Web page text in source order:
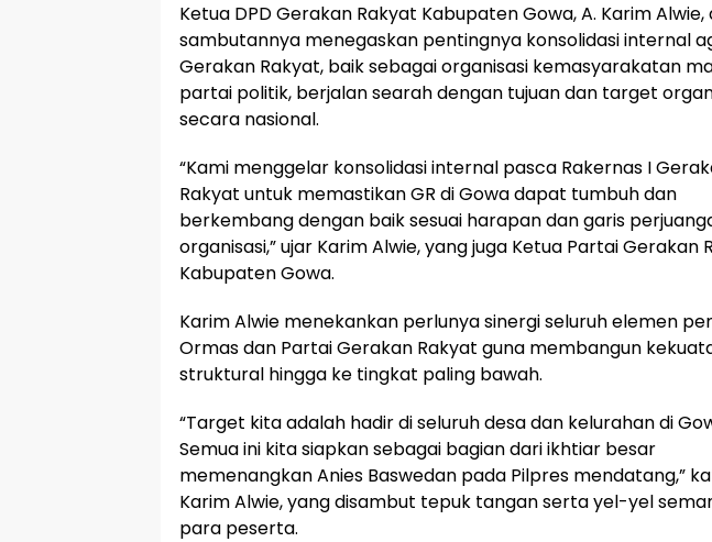
Ketua DPD Gerakan Rakyat Kabupaten Gowa, A. Karim
sambutannya menegaskan pentingnya konsolidasi internal
Gerakan Rakyat, baik sebagai organisasi kemasyarakatan
partai politik, berjalan searah dengan tujuan dan target
secara nasional.
“Kami menggelar konsolidasi internal pasca Rakernas I
Rakyat untuk memastikan GR di Gowa dapat tumbuh dan
berkembang dengan baik sesuai harapan dan garis
organisasi,” ujar Karim Alwie, yang juga Ketua Partai Gerakan
Kabupaten Gowa.
Karim Alwie menekankan perlunya sinergi seluruh elemen
Ormas dan Partai Gerakan Rakyat guna membangun
struktural hingga ke tingkat paling bawah.
“Target kita adalah hadir di seluruh desa dan kelurahan di
Semua ini kita siapkan sebagai bagian dari ikhtiar besar
memenangkan Anies Baswedan pada Pilpres mendatang,”
Karim Alwie, yang disambut tepuk tangan serta yel-yel
para peserta.